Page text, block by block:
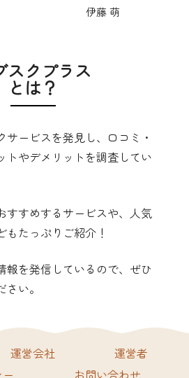
伊藤 萌
スクプラス
とは？
サービスを発見し、口コミ・
トやデメリットを調査してい
すすめするサービスや、人気
たっぷりご紹介！
報を発信しているので、ぜひ
い。
運営会社
運営者
お問い合わせ